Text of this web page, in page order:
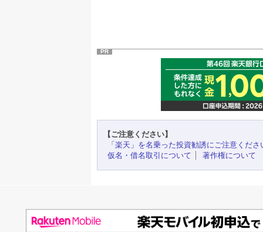
PR
【ご注意ください】
「楽天」を名乗った投資勧誘にご注意くださ
仮名・借名取引について
著作権について